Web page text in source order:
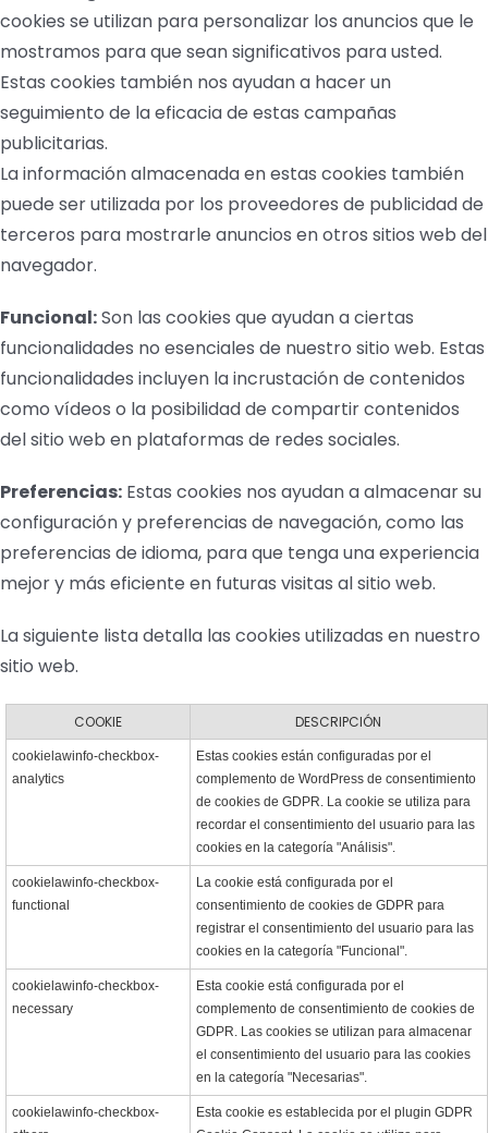
cookies se utilizan para personalizar los anuncios que le
mostramos para que sean significativos para usted.
Estas cookies también nos ayudan a hacer un
seguimiento de la eficacia de estas campañas
publicitarias.
La información almacenada en estas cookies también
puede ser utilizada por los proveedores de publicidad de
terceros para mostrarle anuncios en otros sitios web del
navegador.
Funcional:Son las cookies que ayudan a ciertas
funcionalidades no esenciales de nuestro sitio web. Estas
funcionalidades incluyen la incrustación de contenidos
como vídeos o la posibilidad de compartir contenidos
del sitio web en plataformas de redes sociales.
Preferencias:Estas cookies nos ayudan a almacenar su
configuración y preferencias de navegación, como las
preferencias de idioma, para que tenga una experiencia
mejor y más eficiente en futuras visitas al sitio web.
La siguiente lista detalla las cookies utilizadas en nuestro
sitio web.
COOKIE DESCRIPCIÓN
cookielawinfo-checkbox-
analytics
Estas cookies están configuradas por el
complemento de WordPress de consentimiento
de cookies de GDPR. La cookie se utiliza para
recordar el consentimiento del usuario para las
cookies en la categoría "Análisis".
cookielawinfo-checkbox-
functional
La cookie está configurada por el
consentimiento de cookies de GDPR para
registrar el consentimiento del usuario para las
cookies en la categoría "Funcional".
cookielawinfo-checkbox-
necessary
Esta cookie está configurada por el
complemento de consentimiento de cookies de
GDPR. Las cookies se utilizan para almacenar
el consentimiento del usuario para las cookies
en la categoría "Necesarias".
cookielawinfo-checkbox-
Esta cookie es establecida por el plugin GDPR